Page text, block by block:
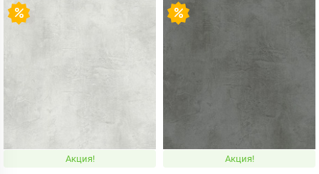
Акция! Акция!